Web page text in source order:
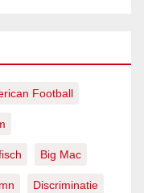
Football
Big Mac
Discriminatie